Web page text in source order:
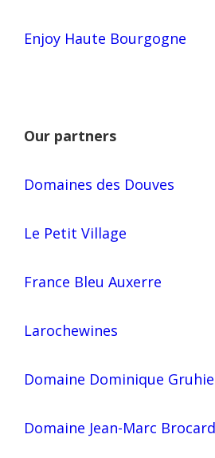
Enjoy Haute Bourgogne
Our partners
Domaines des Douves
Le Petit Village
France Bleu Auxerre
Larochewines
Domaine Dominique
Domaine Jean-Marc Brocard